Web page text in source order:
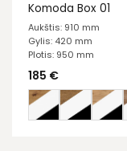
Komoda Box 01
Aukštis: 910 mm
Gylis: 420 mm
Plotis: 950 mm
185 €